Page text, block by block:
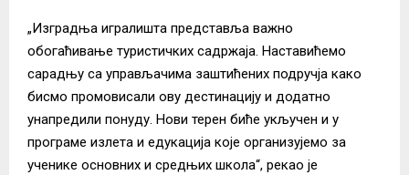
„Изградња игралишта представља важно
обогаћивање туристичких садржаја. Наставићемо
сарадњу са управљачима заштићених подручја како
бисмо промовисали ову дестинацију и додатно
унапредили понуду. Нови терен биће укључен и у
програме излета и едукација које организујемо за
ученике основних и средњих школа“, рекао је